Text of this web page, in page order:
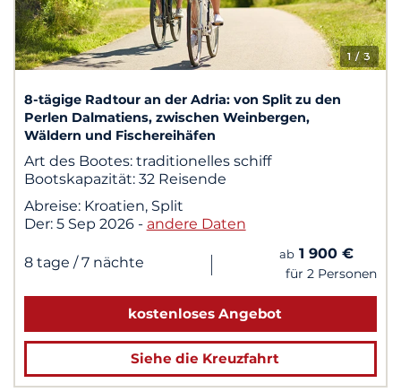
1/ 3
8-tägige Radtour an der Adria: von Split zu den
Perlen Dalmatiens, zwischen Weinbergen,
Wäldern und Fischereihäfen
Art des Bootes: traditionelles schiff
Bootskapazität: 32 Reisende
Abreise: Kroatien, Split
Der: 5 Sep 2026 - andere Daten
8 tage / 7 nächte | ab 1 900 €
für 2 Personen
kostenloses Angebot
Siehe die Kreuzfahrt